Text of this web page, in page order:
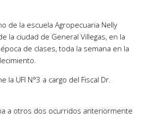
de la escuela Agropecuaria Nelly
la ciudad de General Villegas, en la
de clases, toda la semana en la
la UFI N°3 a cargo del Fiscal Dr.
a otros dos ocurridos anteriormente